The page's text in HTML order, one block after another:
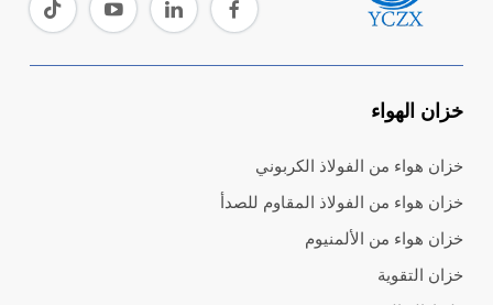
خزان الهواء
خزان هواء من الفولاذ الكربوني
خزان هواء من الفولاذ المقاوم للصدأ
خزان هواء من الألمنيوم
خزان التقوية